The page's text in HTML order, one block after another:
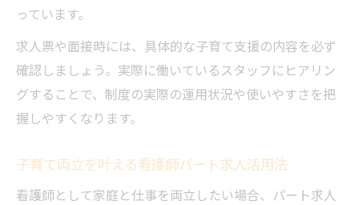
っています。
求人票や面接時には、具体的な子育て支援の内容を必ず
確認しましょう。実際に働いているスタッフにヒアリン
グすることで、制度の実際の運用状況や使いやすさを把
握しやすくなります。
子育て両立を叶える看護師パート求人活用法
看護師として家庭と仕事を両立したい場合、パート求人